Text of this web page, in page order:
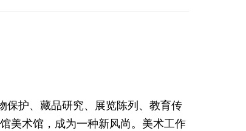
保护、藏品研究、展览陈列、教育传
美术馆，成为一种新风尚。美术工作